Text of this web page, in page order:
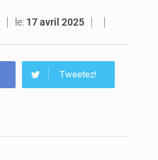
le: 17 avril 2025
Tweetez!